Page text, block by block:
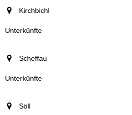
Kirchbichl
Scheffau
Söll